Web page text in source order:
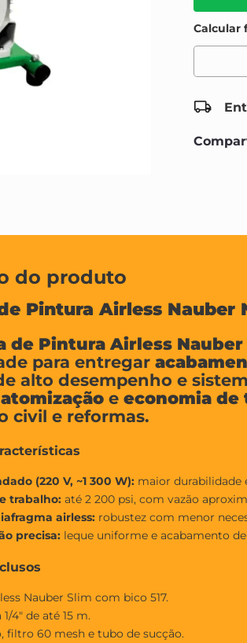
do produto
Pintura Airless Nauber
de Pintura Airless Nauber
para entregar
alto desempenho e
atomização e economia de
civil e reformas.
(220 V, ~1 300 W): maior durabilidade
trabalho: até 2 200 psi, com vazão
airless: robustez com menor
precisa: leque uniforme e acabamento
Nauber Slim com bico 517.
4" de até 15 m.
filtro 60 mesh e tubo de sucção.